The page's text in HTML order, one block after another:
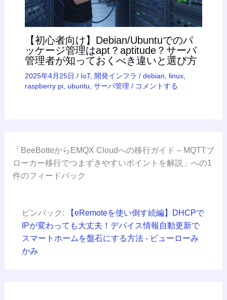
【初心者向け】Debian/Ubuntuでのパ
ッケージ管理はapt？aptitude？サーバ
管理者が知っておくべき違いと選び方
2025年4月25日 / IoT, 開発インフラ / debian linux,
raspberry pi, ubuntu サーバ管理 / コメントする
「BeeBotteからEMQX Cloudへの移行ガイド – MQTTブ
ローカー移行でつまずきやすいポイントを解説」への1
件のフィードバック
ピンバック:
【eRemoteを使い倒す続編】DHCPで
IPが変わっても大丈夫！デバイス情報自動更新で
スマートホームを盤石にする方法 - ビューローみ
かみ